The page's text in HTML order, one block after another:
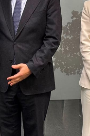
nacional sobre la